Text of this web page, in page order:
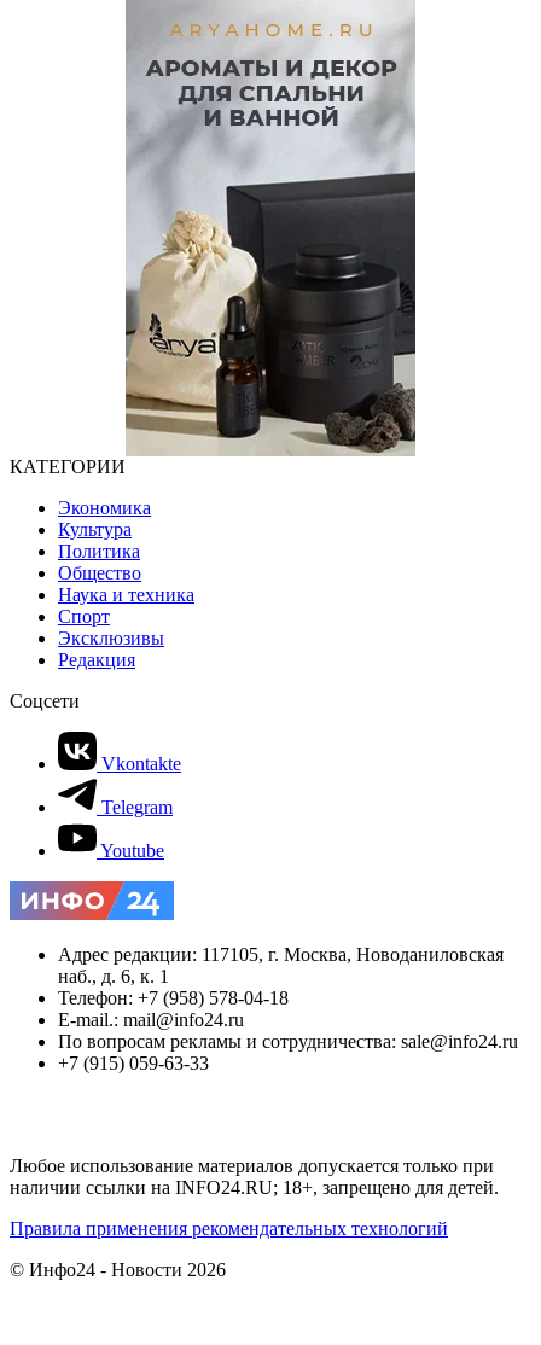
КАТЕГОРИИ
Экономика
Культура
Политика
Общество
Наука и техника
Спорт
Эксклюзивы
Редакция
Соцсети
Vkontakte
Telegram
Youtube
Адрес редакции: 117105, г. Москва, Новоданиловская
наб., д. 6, к. 1
Телефон: +7 (958) 578-04-18
E-mail.: mail@info24.ru
По вопросам рекламы и сотрудничества: sale@info24.ru
+7 (915) 059-63-33
Любое использование материалов допускается только при
наличии ссылки на INFO24.RU; 18+, запрещено для детей.
Правила применения рекомендательных технологий
© Инфо24 - Новости 2026